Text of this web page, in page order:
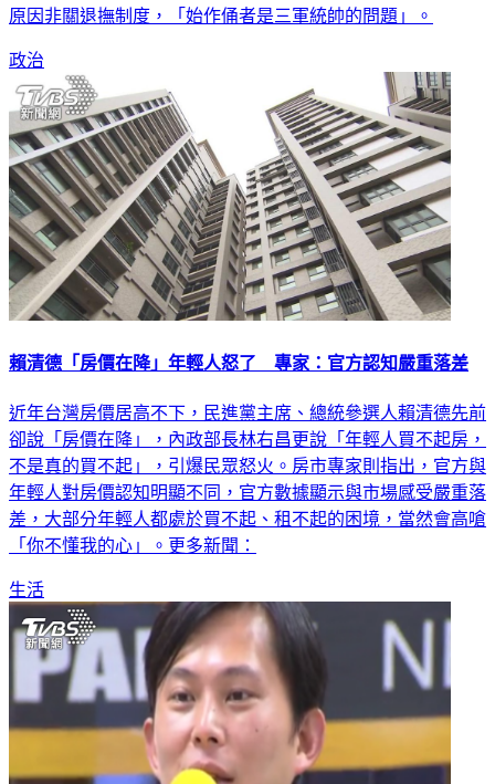
原因非關退撫制度，「始作俑者是三軍統帥的問題」。
政治
賴清德「房價在降」年輕人怒了 專家：官方認知嚴重落差
近年台灣房價居高不下，民進黨主席、總統參選人賴清德先前
卻說「房價在降」，內政部長林右昌更說「年輕人買不起房，
不是真的買不起」，引爆民眾怒火。房市專家則指出，官方與
年輕人對房價認知明顯不同，官方數據顯示與市場感受嚴重落
差，大部分年輕人都處於買不起、租不起的困境，當然會高嗆
「你不懂我的心」。更多新聞：
生活